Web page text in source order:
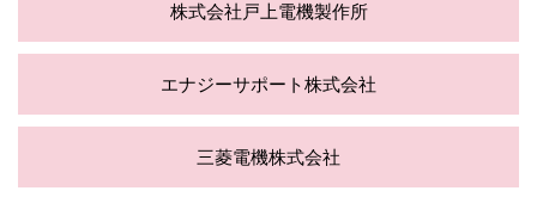
株式会社戸上電機製作所
エナジーサポート株式会社
三菱電機株式会社